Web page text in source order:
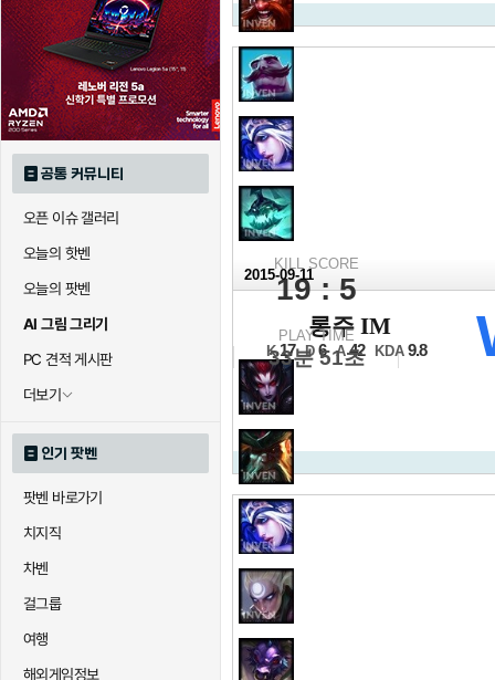
공통 커뮤니티
오픈 이슈 갤러리
오늘의 핫벤
오늘의 팟벤
AI 그림 그리기
PC 견적 게시판
더보기
인기 팟벤
팟벤 바로가기
치지직
차벤
걸그룹
여행
해외게임정보
KILL SCORE
19 : 5
PLAY TIME
33분 51초
2015-09-11
A조 1세트
롱주 IM
K 17 D 6 A 42 KDA 9.8